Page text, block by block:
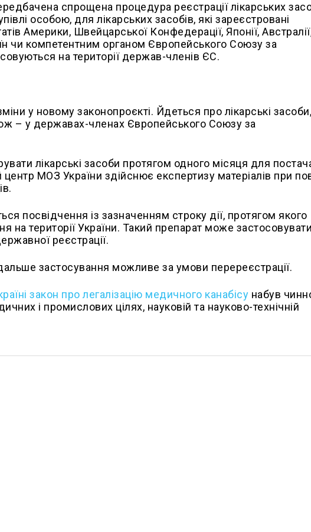
спрощена процедура реєстрації лікарських
особою, для лікарських засобів, які зареєстровані
Америки, Швейцарської Конфедерації, Японії,
чи компетентним органом Європейського Союзу за
на території держав-членів ЄС.
у новому законопроєкті. Йдеться про лікарські засоби,
– у державах-членах Європейського Союзу за
лікарські засоби протягом одного місяця для
МОЗ України здійснює експертизу матеріалів при
посвідчення із зазначенням строку дії, протягом якого
на території України. Такий препарат може
реєстрації.
застосування можливе за умови перереєстрації.
закон про легалізацію медичного канабісу набув
і промислових цілях, науковій та науково-технічній